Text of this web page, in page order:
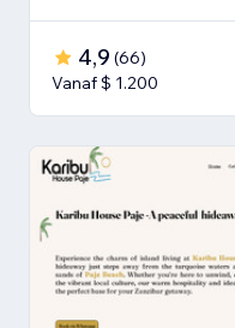
4,9 (66)
Vanaf $ 1.200